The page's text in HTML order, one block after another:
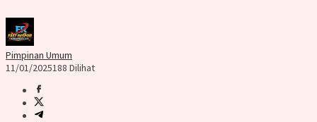
Pimpinan Umum
11/01/2025188 Dilihat